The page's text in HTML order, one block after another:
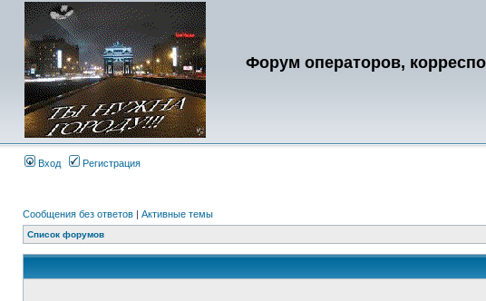
Форум операторов,
Вход Регистрация
Сообщения без ответов | Активные темы
Список форумов